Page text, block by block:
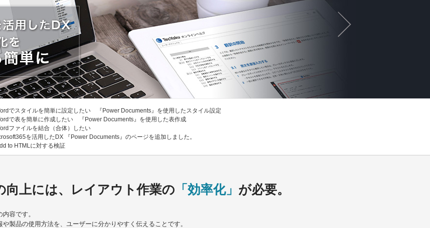
でスタイルを簡単に設定したい 『Power Documents』を使用したスタイル設定
で表を簡単に作成したい 『Power Documents』を使用した表作成
ファイルを結合（合体）したい
を活用したDX 『Power Documents』のページを追加しました。
to HTMLに対する検証
向上には、レイアウト作業の 「効率化」 が必要。
容です。
製品の使用方法を、ユーザーに分かりやすく伝えることです。